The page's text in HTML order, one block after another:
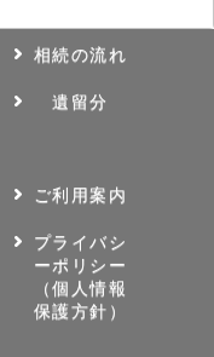
相続の流れ
遺留分
ご利用案内
プライバシ
ーポリシー
（個人情報
保護方針）